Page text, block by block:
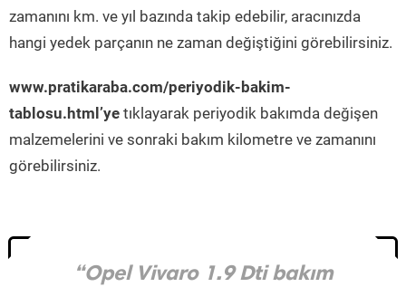
zamanını km. ve yıl bazında takip edebilir, aracınızda
hangi yedek parçanın ne zaman değiştiğini görebilirsiniz.
www.pratikaraba.com/periyodik-bakim-
tablosu.html’ye tıklayarak periyodik bakımda değişen
malzemelerini ve sonraki bakım kilometre ve zamanını
görebilirsiniz.
“Opel Vivaro 1.9 Dti bakım